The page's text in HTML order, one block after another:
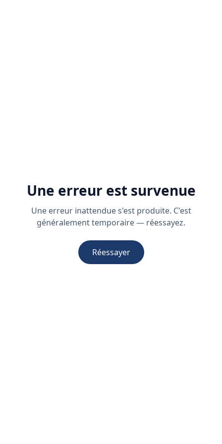
Une erreur est survenue
Une erreur inattendue s'est produite. C'est
généralement temporaire — réessayez.
Réessayer